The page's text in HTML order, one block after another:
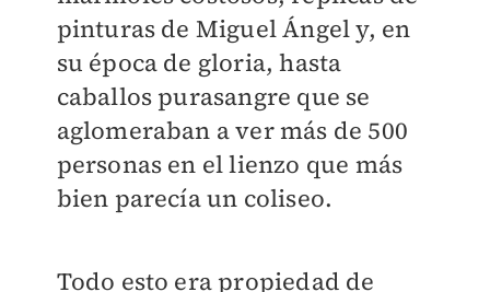
pinturas de Miguel Ángel y, en
su época de gloria, hasta
caballos purasangre que se
aglomeraban a ver más de 500
personas en el lienzo que más
bien parecía un coliseo.
Todo esto era propiedad de